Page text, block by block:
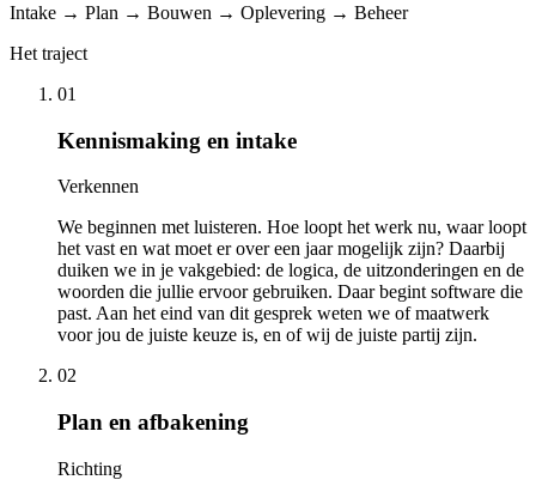
Intake → Plan → Bouwen → Oplevering → Beheer
Het traject
01
Kennismaking en intake
Verkennen
We beginnen met luisteren. Hoe loopt het werk nu, waar loopt
het vast en wat moet er over een jaar mogelijk zijn? Daarbij
duiken we in je vakgebied: de logica, de uitzonderingen en de
woorden die jullie ervoor gebruiken. Daar begint software die
past. Aan het eind van dit gesprek weten we of maatwerk
voor jou de juiste keuze is, en of wij de juiste partij zijn.
02
Plan en afbakening
Richting